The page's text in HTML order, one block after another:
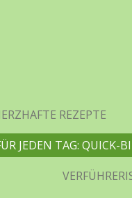
REZEPTE
JEDEN TAG: QUICK-